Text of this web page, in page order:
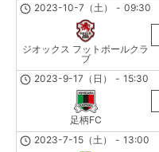
2023-10-7（土） - 09:30
ジオックス フットボールクラ
ブ
2023-9-17（日） - 15:30
足柄FC
2023-7-15（土） - 13:00